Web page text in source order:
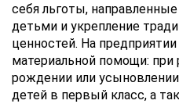
себя льготы,
детьми и укрепление
ценностей. На
материальной помощи: при
рождении или
детей в первый класс, а